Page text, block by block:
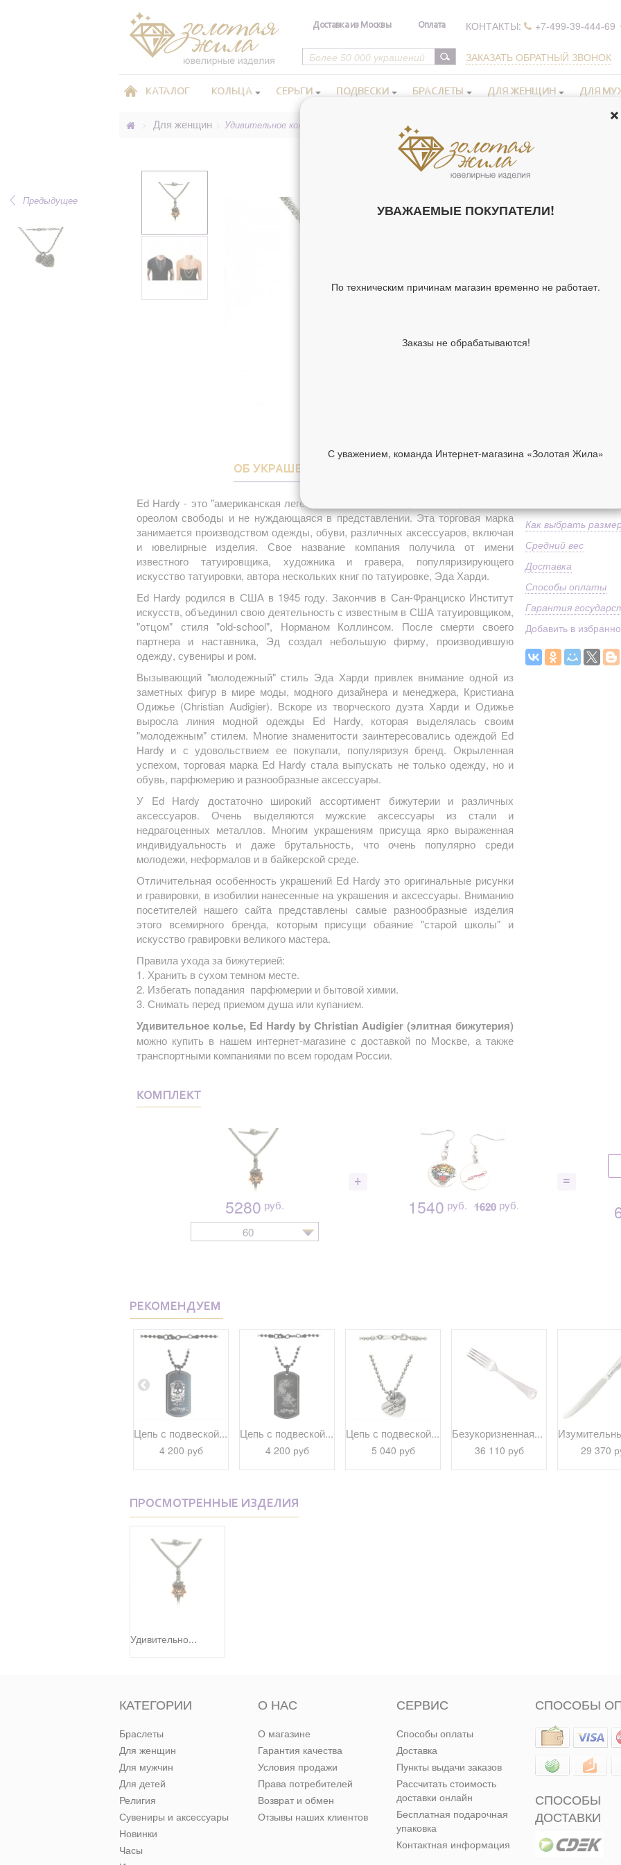
Доставка из Москвы Оплата КОНТАКТЫ: +7-499-39-444-69
ЗАКАЗАТЬ ОБРАТНЫЙ ЗВОНОК
КАТАЛОГ КОЛЬЦА СЕРЬГИ ПОДВЕСКИ БРАСЛЕТЫ ДЛЯ ЖЕНЩИН ДЛЯ
Для женщин Удивительное колье, Ed Hardy by Christian Audigier (элитная бижутерия)
Предыдущее
ОБ УКРАШЕНИИ
Ed Hardy - это "американская легенда" в мире моды, окутанная "бунтарским"
ореолом свободы и не нуждающаяся в представлении. Эта торговая марка
занимается производством одежды, обуви, различных аксессуаров, включая
и ювелирные изделия. Свое название компания получила от имени
известного татуировщика, художника и гравера, популяризирующего
искусство татуировки, автора нескольких книг по татуировке, Эда Харди.
Ed Hardy родился в США в 1945 году. Закончив в Сан-Франциско Институт
искусств, объединил свою деятельность с известным в США татуировщиком,
"отцом" стиля "old-school", Норманом Коллинсом. После смерти своего
партнера и наставника, Эд создал небольшую фирму, производившую
одежду, сувениры и ром.
Вызывающий "молодежный" стиль Эда Харди привлек внимание одной из
заметных фигур в мире моды, модного дизайнера и менеджера, Кристиана
Одижье (Christian Audigier). Вскоре из творческого дуэта Харди и Одижье
выросла линия модной одежды Ed Hardy, которая выделялась своим
"молодежным" стилем. Многие знаменитости заинтересовались одеждой Ed
Hardy и с удовольствием ее покупали, популяризуя бренд. Окрыленная
успехом, торговая марка Ed Hardy стала выпускать не только одежду, но и
обувь, парфюмерию и разнообразные аксессуары.
У Ed Hardy достаточно широкий ассортимент бижутерии и различных
аксессуаров. Очень выделяются мужские аксессуары из стали и
недрагоценных металлов. Многим украшениям присуща ярко выраженная
индивидуальность и даже брутальность, что очень популярно среди
молодежи, неформалов и в байкерской среде.
Отличительная особенность украшений Ed Hardy это оригинальные рисунки
и гравировки, в изобилии нанесенные на украшения и аксессуары. Вниманию
посетителей нашего сайта представлены самые разнообразные изделия
этого всемирного бренда, которым присущи обаяние "старой школы" и
искусство гравировки великого мастера.
Правила ухода за бижутерией:
1. Хранить в сухом темном месте.
2. Избегать попадания парфюмерии и бытовой химии.
3. Снимать перед приемом душа или купанием.
Удивительное колье, Ed Hardy by Christian Audigier (элитная бижутерия)
можно купить в нашем интернет-магазине с доставкой по Москве, а также
транспортными компаниями по всем городам России.
BY
БИЖУТЕРИЯ)
Средний вес
(Нажмите нужный)
Как выбрать
Средний вес
Доставка
Способы оплаты
Гарантия
Добавить в
КОМПЛЕКТ
5280 руб.
60
1540 руб. 1620руб.
РЕКОМЕНДУЕМ
Цепь с подвеской...
4 200 руб
Цепь с подвеской...
4 200 руб
Цепь с подвеской...
5 040 руб
Безукоризненная...
36 110 руб 29 370
ПРОСМОТРЕННЫЕ ИЗДЕЛИЯ
Удивительно...
КАТЕГОРИИ
Браслеты
Для женщин
Для мужчин
Для детей
Религия
Сувениры и аксессуары
Новинки
Часы
О НАС
О магазине
Гарантия качества
Условия продажи
Права потребителей
Возврат и обмен
Отзывы наших клиентов
СЕРВИС
Способы оплаты
Доставка
Пункты выдачи заказов
Рассчитать стоимость
доставки онлайн
Бесплатная подарочная
упаковка
Контактная информация
СПОСОБЫ
СПОСОБЫ
ДОСТАВКИ
УВАЖАЕМЫЕ ПОКУПАТЕЛИ!
По техническим причинам магазин временно не работает.
Заказы не обрабатываются!
С уважением, команда Интернет-магазина «Золотая Жила»